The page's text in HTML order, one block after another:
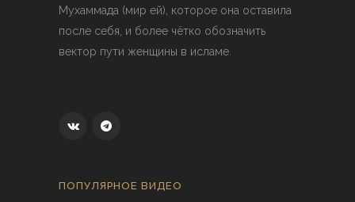
Мухаммада (мир ей), которое она оставила
после себя, и более чётко обозначить
вектор пути женщины в исламе.
ПОПУЛЯРНОЕ ВИДЕО